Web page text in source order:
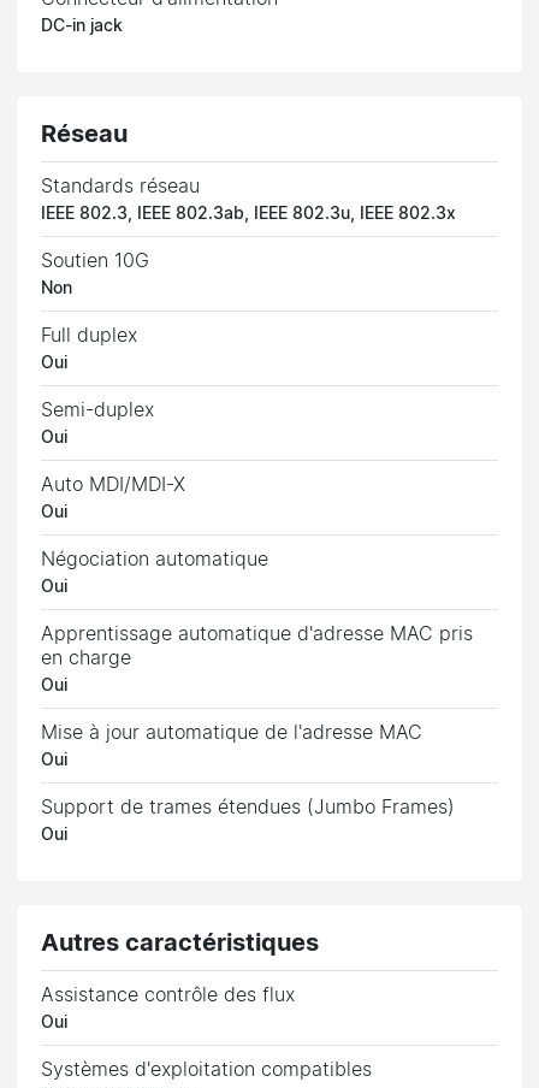
DC-in jack
Réseau
Standards réseau
IEEE 802.3, IEEE 802.3ab, IEEE 802.3u, IEEE 802.3x
Soutien 10G
Non
Full duplex
Oui
Semi-duplex
Oui
Auto MDI/MDI-X
Oui
Négociation automatique
Oui
Apprentissage automatique d'adresse MAC pris
en charge
Oui
Mise à jour automatique de l'adresse MAC
Oui
Support de trames étendues (Jumbo Frames)
Oui
Autres caractéristiques
Assistance contrôle des flux
Oui
Systèmes d'exploitation compatibles